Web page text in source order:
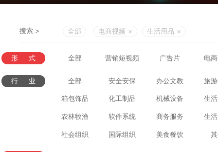
搜索 > 全部 电商视频 × 生活用品 ×
形式 全部 营销短视频 广告片 电
行业 全部 安全安保 办公文教 旅
箱包饰品 化工制品 机械设备 生
农林牧渔 软件系统 商务服务 生
社会组织 国际组织 美食餐饮